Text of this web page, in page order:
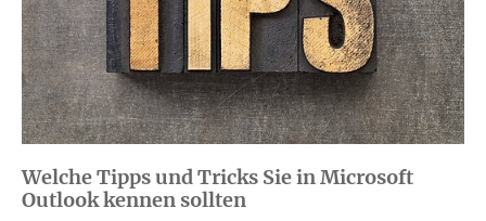
Welche Tipps und Tricks Sie in Microsoft
Outlook kennen sollten